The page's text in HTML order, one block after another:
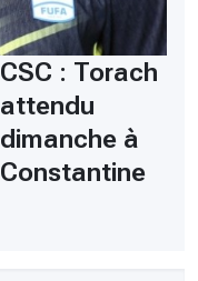
CSC : Torach
attendu
dimanche à
Constantine